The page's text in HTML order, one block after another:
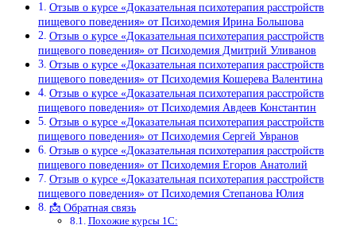
Отзыв о курсе «Доказательная психотерапия расстройств
пищевого поведения» от Психодемия Ирина Большова
Отзыв о курсе «Доказательная психотерапия расстройств
пищевого поведения» от Психодемия Дмитрий Уливанов
Отзыв о курсе «Доказательная психотерапия расстройств
пищевого поведения» от Психодемия Кошерева Валентина
Отзыв о курсе «Доказательная психотерапия расстройств
пищевого поведения» от Психодемия Авдеев Константин
Отзыв о курсе «Доказательная психотерапия расстройств
пищевого поведения» от Психодемия Сергей Увранов
Отзыв о курсе «Доказательная психотерапия расстройств
пищевого поведения» от Психодемия Егоров Анатолий
Отзыв о курсе «Доказательная психотерапия расстройств
пищевого поведения» от Психодемия Степанова Юлия
📩 Обратная связь
Похожие курсы 1С: